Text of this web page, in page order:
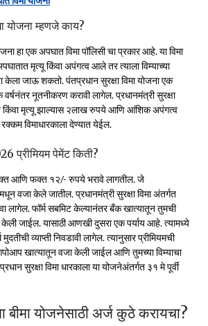
योजना म्हणजे काय?
हा एक अपघात विमा पॉलिसी चा प्रकार आहे. या विमा
मृत्यू किंवा अपंगत्व आले तर त्याला विम्याच्या
जाऊ शकतो. पंतप्रधान सुरक्षा विमा योजना एक
नूतनीकरण करावी लागेल. प्रधानमंत्री सुरक्षा
किंवा मृत्यू झाल्यास २लाख रुपये आणि आंशिक अपंगत्व
विमाधारकाला देण्यात येईल.
प्रीमियम पेमेंट किती?
फक्त आणि फक्त १२/- रुपये भरावे लागतील. जे
वजा केले जातील. प्रधानमंत्री सुरक्षा विमा अंतर्गत
लागेल. फॉर्म सबमिट केल्यानंतर बँक खात्यातून तुमची
केली जाईल. यासाठी आणखी दुसरा एक पर्याय आहे. त्यामध्ये
मुदतीची व्याप्ती निवडावी लागेल. त्यानुसार प्रीमियमची
खात्यातून वजा केली जाईल आणि तुमच्या विम्याचा
सुरक्षा विमा धारकाला या योजनेअंतर्गत ३१ मे पूर्वी
बीमा योजनेसाठी अर्ज कुठे करायचा?